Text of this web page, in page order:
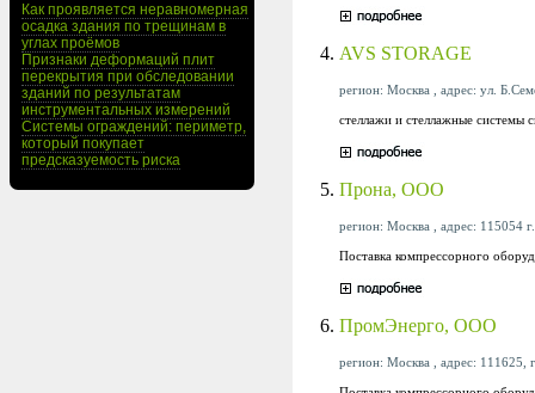
Как проявляется неравномерная
осадка здания по трещинам в
углах проёмов
Признаки деформаций плит
перекрытия при обследовании
зданий по результатам
инструментальных измерений
Системы ограждений: периметр,
который покупает
предсказуемость риска
4. AVS STORAGE
регион: Москва , адрес: ул.
стеллажи и стеллажные системы
5. Прона, ООО
регион: Москва , адрес: 115054
Поставка компрессорного
6. ПромЭнерго, ООО
регион: Москва , адрес: 111625,